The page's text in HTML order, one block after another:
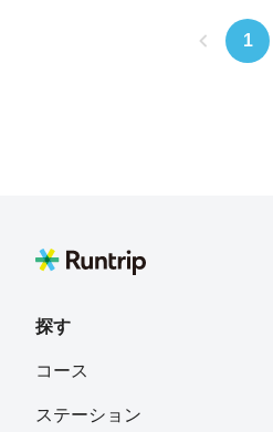
1
探す
コース
ステーション